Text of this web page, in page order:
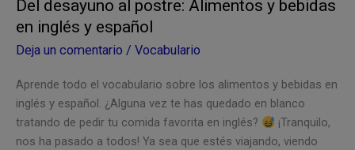
Del desayuno al postre: Alimentos y bebidas
en inglés y español
Deja un comentario / Vocabulario
Aprende todo el vocabulario sobre los alimentos y bebidas en
inglés y español. ¿Alguna vez te has quedado en blanco
tratando de pedir tu comida favorita en inglés?
¡Tranquilo,
nos ha pasado a todos! Ya sea que estés viajando, viendo